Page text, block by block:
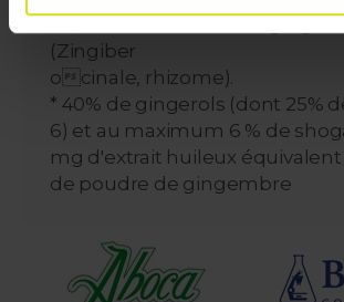
huileux standardisé de
(Zingiber
ocinale, rhizome).
* 40% de gingerols (dont 25%
6) et au maximum 6 % de
mg d'extrait huileux équivalent
de poudre de gingembre